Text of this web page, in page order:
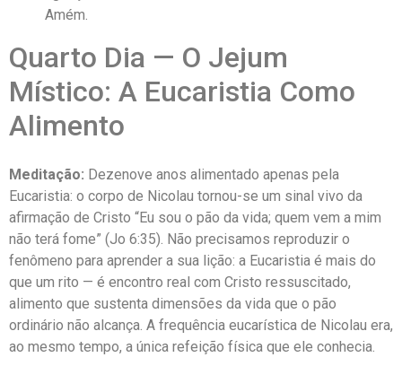
Amém.
Quarto Dia — O Jejum
Místico: A Eucaristia Como
Alimento
Meditação: Dezenove anos alimentado apenas pela
Eucaristia: o corpo de Nicolau tornou-se um sinal vivo da
afirmação de Cristo “Eu sou o pão da vida; quem vem a mim
não terá fome” (Jo 6:35). Não precisamos reproduzir o
fenômeno para aprender a sua lição: a Eucaristia é mais do
que um rito — é encontro real com Cristo ressuscitado,
alimento que sustenta dimensões da vida que o pão
ordinário não alcança. A frequência eucarística de Nicolau era,
ao mesmo tempo, a única refeição física que ele conhecia.